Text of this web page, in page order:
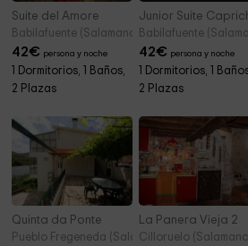
Suite del Amore
Babilafuente (Salamanca)
42€ persona y noche
1 Dormitorios, 1 Baños,
2 Plazas
Junior Suite
Babilafuente
42€ persona y noche
1 Dormitorios, 1
2 Plazas
Quinta da Ponte
Pueblo Fregeneda (Salamanca)
La Panera Vieja 2
Cilloruelo